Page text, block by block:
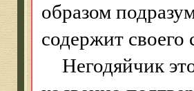
образом
содержит своего
Негодяйчик